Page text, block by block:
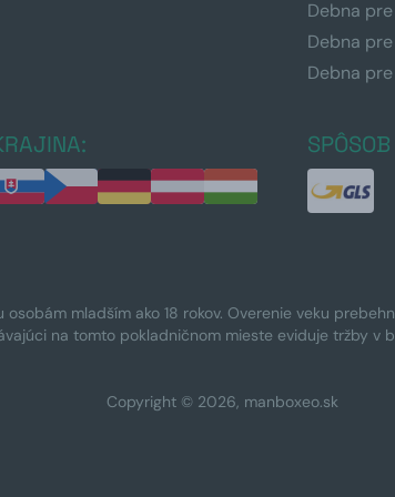
Debna
Debna
Debna
osobám mladším ako 18 rokov. Overenie veku
na tomto pokladničnom mieste eviduje tržby v
Copyright © 2026, manboxeo.sk